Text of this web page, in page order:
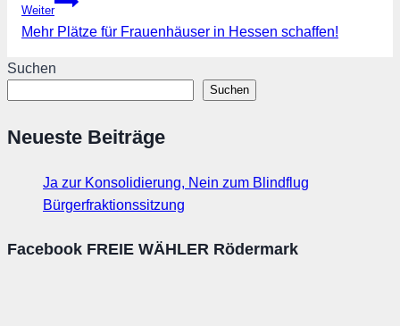
Weiter
Mehr Plätze für Frauenhäuser in Hessen schaffen!
Suchen
Suchen
Neueste Beiträge
Ja zur Konsolidierung, Nein zum Blindflug
Bürgerfraktionssitzung
Facebook FREIE WÄHLER Rödermark